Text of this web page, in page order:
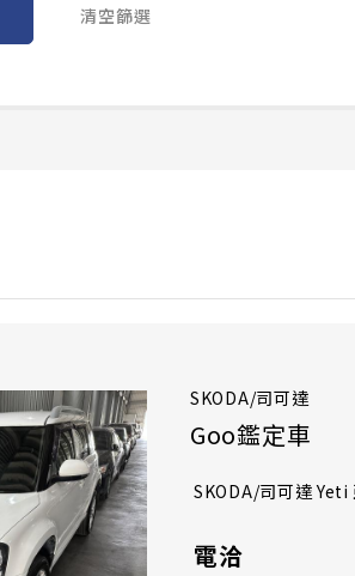
清空篩選
SKODA/司可達
Goo鑑定車
SKODA/司可達
電洽